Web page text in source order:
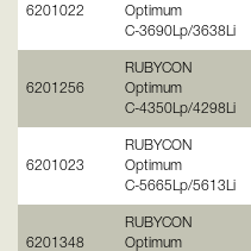
6201022
Optimum
С-3690Lp/3638Li
6201256
RUBYCON
Optimum
С-4350Lp/4298Li
6201023
RUBYCON
Optimum
С-5665Lp/5613Li
6201348
RUBYCON
Optimum